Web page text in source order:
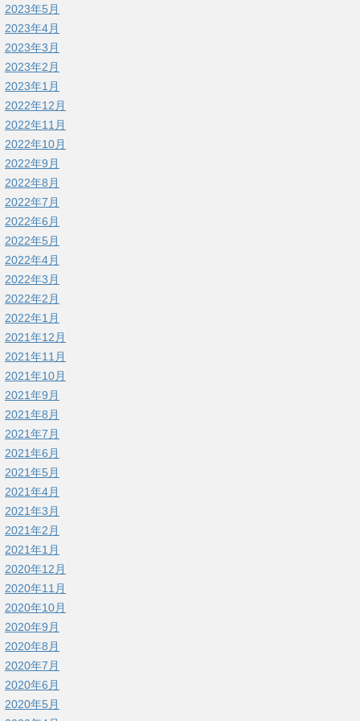
2023年5月
2023年4月
2023年3月
2023年2月
2023年1月
2022年12月
2022年11月
2022年10月
2022年9月
2022年8月
2022年7月
2022年6月
2022年5月
2022年4月
2022年3月
2022年2月
2022年1月
2021年12月
2021年11月
2021年10月
2021年9月
2021年8月
2021年7月
2021年6月
2021年5月
2021年4月
2021年3月
2021年2月
2021年1月
2020年12月
2020年11月
2020年10月
2020年9月
2020年8月
2020年7月
2020年6月
2020年5月